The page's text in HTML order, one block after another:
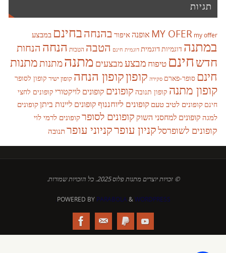
תגיות
MY OFER my offer אופנהאיפור בהנחהבחינם במבצע
במתנה דוגמיותדוגמית דוגמית חינם הטבה הטבות הנחה הנחות
חדשחינם טיפוח מבצעמבצעים מתנהמתנותמתנות
חינם סופר-פארם סקירה קופוןקופון הנחה קופון ישיר קופון לסופר
קופון מתנה קופון תנובה קופונים קופונים לויקטורי קופונים לחצי
חינם קופונים לטיב טעם קופונים ליוחננוףקופונים ליינות ביתןקופונים
למגה קופונים למחסני השוק קופונים לסופרקופונים לרמי לוי
קופונים לשופרסלקניון עופרקניוני עופרתנובה
© זכויות יוצרים מתנות פלוס 2025. כל הזכויות שמורות.
POWERED BY PARABOLA&WORDPRESS.